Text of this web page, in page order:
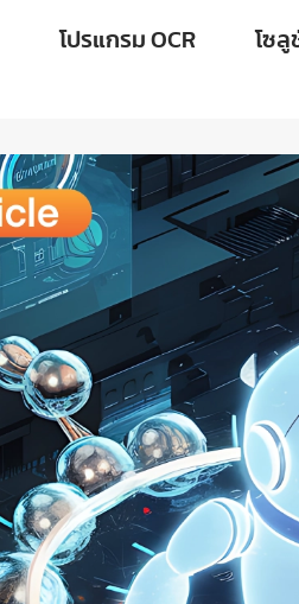
โปรแกรม OCR โซ